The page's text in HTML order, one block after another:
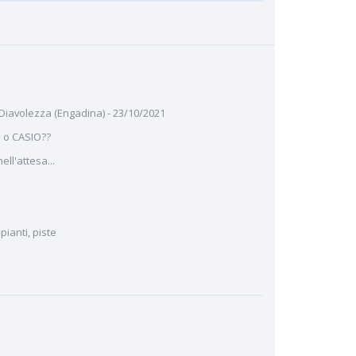
(Engadina) - 23/10/2021
CASIO??
piste